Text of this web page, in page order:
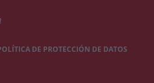
DE PROTECCIÓN DE DATOS